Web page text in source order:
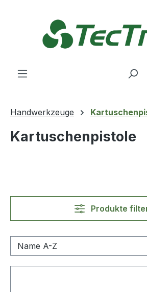
Handwerkzeuge
Kartuschenpistole
Produkte